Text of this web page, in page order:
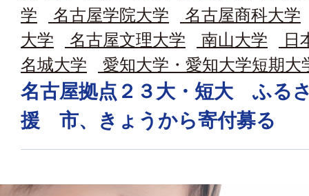
学
名古屋学院大学
名古屋商科大学
大学
名古屋文理大学 南山大学
日
名城大学
愛知大学・愛知大学短期大
名古屋拠点２３大・短大 ふる
援 市、きょうから寄付募る